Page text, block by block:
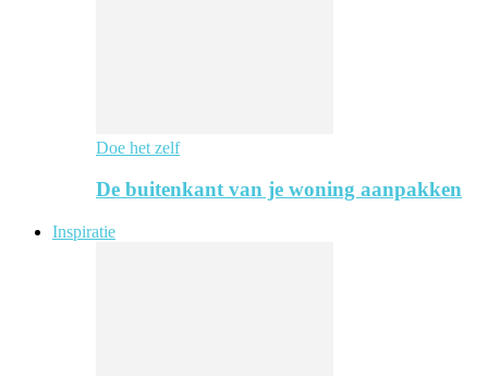
Doe het zelf
De buitenkant van je woning aanpakken
Inspiratie